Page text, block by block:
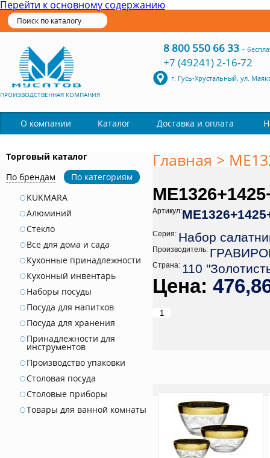
Перейти к основному содержанию
ПРОИЗВОДСТВЕННАЯ КОМПАНИЯ
8 800 550 66 33-
+7 (49241) 2-16-72
г. Гусь-Хрустальный, ул.
О компании Каталог Доставка и оплата
Торговый каталог
По брендам
По категориям
KUKMARA
Алюминий
Стекло
Все для дома и сада
Кухонные принадлежности
Кухонный инвентарь
Наборы посуды
Посуда для напитков
Посуда для хранения
Принадлежности для
инструментов
Производство упаковки
Столовая посуда
Столовые приборы
Товары для ванной комнаты
Главная >
Артикул:
Серия: Набор
Производитель:
Страна: 110